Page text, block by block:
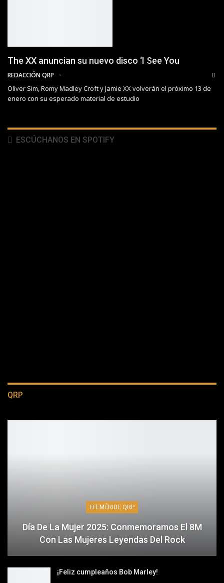
The XX anuncian su nuevo disco ‘I See You
REDACCIÓN QRP
Oliver Sim, Romy Madley Croft y Jamie XX volverán el próximo 13 de
enero con su esperado material de estudio
ESCÚCHANOS EN SPOTIFY
QRP
EFEMÉRIDE QRP
Día De La Mujer 2025: Conmemoramos El 8M
Con Las Mujeres Leyendas Del Rock
¡Feliz cumpleaños Bob Marley!